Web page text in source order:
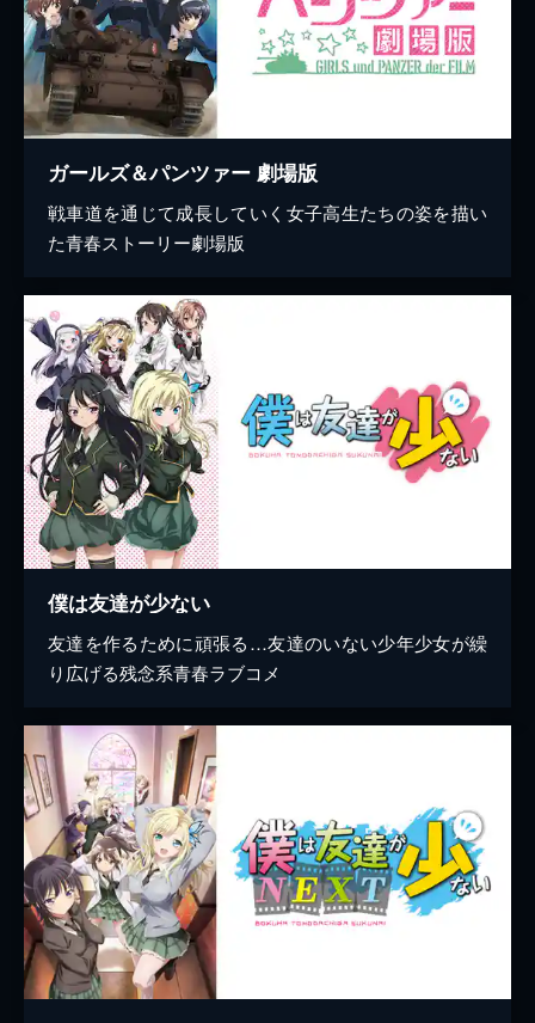
ガールズ＆パンツァー 劇場版
戦車道を通じて成長していく女子高生たちの姿を描い
た青春ストーリー劇場版
僕は友達が少ない
友達を作るために頑張る…友達のいない少年少女が繰
り広げる残念系青春ラブコメ